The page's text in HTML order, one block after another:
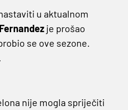
u aktualnom
Fernandezje prošao
se ove sezone.
nije mogla spriječiti